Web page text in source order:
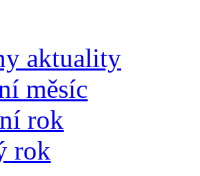
aktuality
měsíc
rok
rok